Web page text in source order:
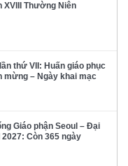
XVIII Thường Niên
thứ VII: Huấn giáo phục
mừng – Ngày khai mạc
Giáo phận Seoul – Đại
Còn 365 ngày